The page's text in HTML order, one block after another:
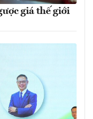
giá thế giới